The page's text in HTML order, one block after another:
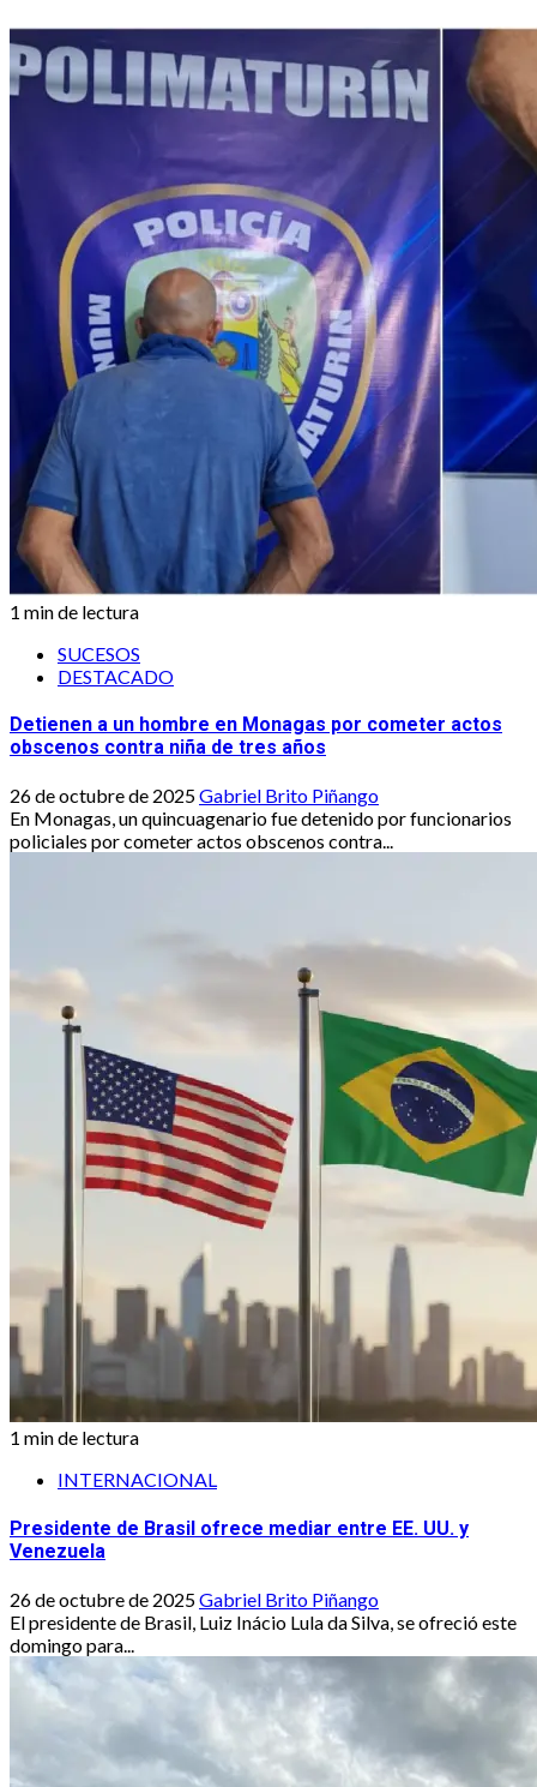
1 min de lectura
SUCESOS
DESTACADO
Detienen a un hombre en Monagas por cometer actos
obscenos contra niña de tres años
26 de octubre de 2025Gabriel Brito Piñango
En Monagas, un quincuagenario fue detenido por funcionarios
policiales por cometer actos obscenos contra...
1 min de lectura
INTERNACIONAL
Presidente de Brasil ofrece mediar entre EE. UU. y
Venezuela
26 de octubre de 2025Gabriel Brito Piñango
El presidente de Brasil, Luiz Inácio Lula da Silva, se ofreció este
domingo para...